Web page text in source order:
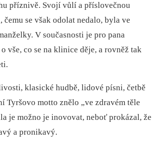
příznivě. Svojí vůlí a příslovečnou
se však odolat nedalo, byla ve
V současnosti je pro pana
vše, co se na klinice děje, a rovněž tak
klasické hudbě, lidové písni, četbě
motto znělo „ve zdravém těle
je možno je inovovat, neboť prokázal, že
a pronikavý.